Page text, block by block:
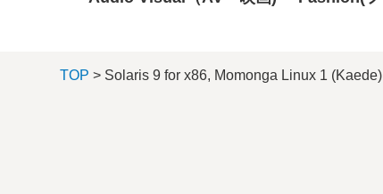
TOP > Solaris 9 for x86, Momonga Linux 1